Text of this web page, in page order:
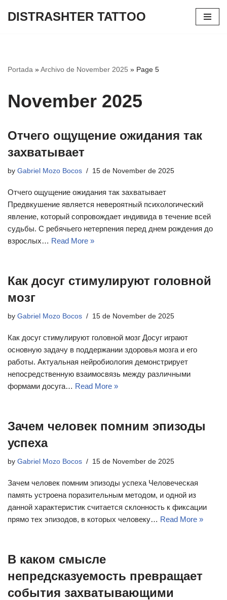
DISTRASHTER TATTOO
Portada »Archivo de November 2025 » Page 5
November 2025
Отчего ощущение ожидания так
захватывает
by Gabriel Mozo Bocos 15 de November de 2025
Отчего ощущение ожидания так захватывает
Предвкушение является невероятный психологический
явление, который сопровождает индивида в течение всей
судьбы. С ребячьего нетерпения перед днем рождения до
взрослых… Read More »
Как досуг стимулируют головной
мозг
by Gabriel Mozo Bocos 15 de November de 2025
Как досуг стимулируют головной мозг Досуг играют
основную задачу в поддержании здоровья мозга и его
работы. Актуальная нейробиология демонстрирует
непосредственную взаимосвязь между различными
формами досуга… Read More »
Зачем человек помним эпизоды
успеха
by Gabriel Mozo Bocos 15 de November de 2025
Зачем человек помним эпизоды успеха Человеческая
память устроена поразительным методом, и одной из
данной характеристик считается склонность к фиксации
прямо тех эпизодов, в которых человеку… Read More »
В каком смысле
непредсказуемость превращает
события захватывающими